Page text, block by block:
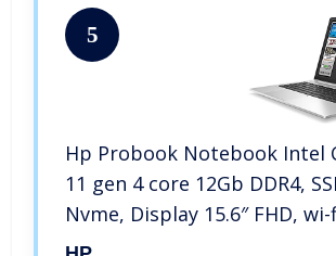
5
Hp Probook Notebook Intel
11 gen 4 core 12Gb DDR4,
Nvme, Display 15.6″ FHD,
usb, Win 10 Pro, Libre Office,